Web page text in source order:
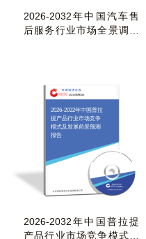
2026-2032年中国汽车售
后服务行业市场全景调研
2026-2032年中国普拉
提产品行业市场竞争
模式及发展前景预测
报告
2026-2032年中国普拉提
产品行业市场竞争模式及